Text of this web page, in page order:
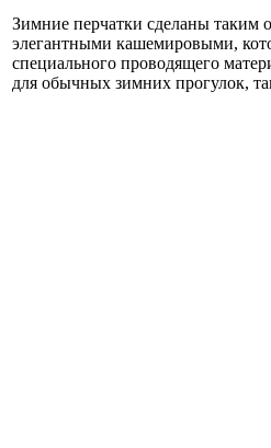
Зимние перчатки сделаны таким
элегантными кашемировыми,
специального проводящего
для обычных зимних прогулок,